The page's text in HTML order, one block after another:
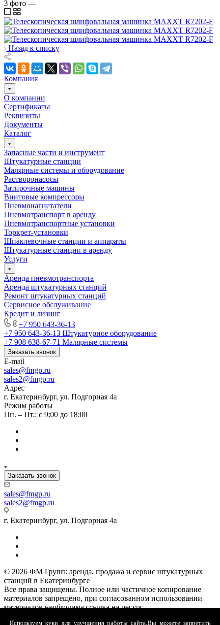
3 фото —
Назад к списку
Компания
О компании
Сертификаты
Реквизиты
Документы
Каталог
Запасные части и инструмент
Штукатурные станции
Малярные системы и оборудование
Растворонасосы
Затирочные машины
Винтовые компрессоры
Пневмонагнетатели
Пневмотранспорт в аренду
Пневмотранспортные установки
Торкрет-установки
Шпаклевочные станции и аппараты
Штукатурные станции в аренду
Услуги
Аренда пневмотранспорта
Аренда штукатурных станций
Ремонт штукатурных станций
Сервисное обслуживание
Кредит и лизинг
+7 950 643-36-13
+7 950 643-36-13 Штукатурное оборудование
+7 908 638-67-71 Малярные системы
Заказать звонок
E-mail
sales@fmgp.ru
sales2@fmgp.ru
Адрес
г. Екатеринбург, ул. Подгорная 4а
Режим работы
Пн. – Пт.: с 9:00 до 18:00
Заказать звонок
sales@fmgp.ru
sales2@fmgp.ru
г. Екатеринбург, ул. Подгорная 4а
© 2026 ФМ Групп: аренда, продажа и сервис штукатурных
станций в Екатеринбурге
Все права защищены. Полное или частичное копирование
материалов запрещено, при согласованном использовании
материалов необходима ссылка на ресурс.
Используем куки для улучшения работы сайта.Вы можете запретить